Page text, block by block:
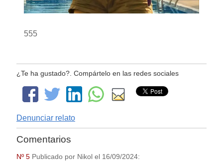
555
¿Te ha gustado?. Compártelo en las redes sociales
Denunciar relato
Comentarios
Nº 5Publicado por Nikol el 16/09/2024: